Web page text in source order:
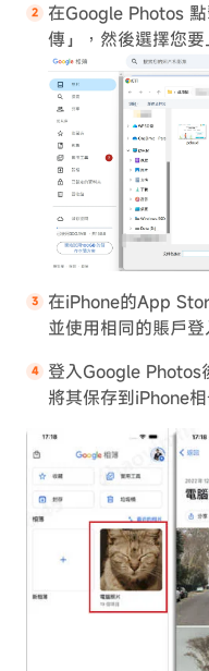
在Google Photos
傳」，然後選擇您要
在iPhone的App
並使用相同的賬戶登
登入Google Photos
將其保存到iPhone相